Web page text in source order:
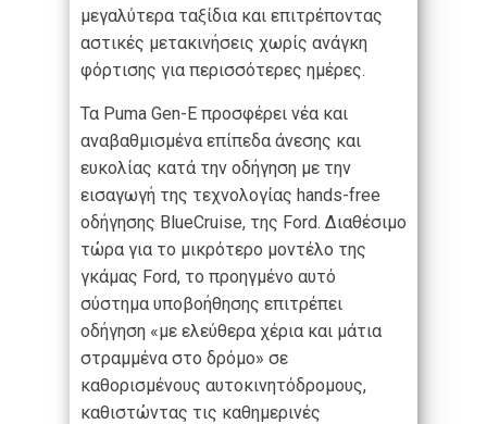
μεγαλύτερα ταξίδια και επιτρέποντας
αστικές μετακινήσεις χωρίς ανάγκη
φόρτισης για περισσότερες ημέρες.
Τα Puma Gen-E προσφέρει νέα και
αναβαθμισμένα επίπεδα άνεσης και
ευκολίας κατά την οδήγηση με την
εισαγωγή της τεχνολογίας hands-free
οδήγησης BlueCruise, της Ford. Διαθέσιμο
τώρα για το μικρότερο μοντέλο της
γκάμας Ford, το προηγμένο αυτό
σύστημα υποβοήθησης επιτρέπει
οδήγηση «με ελεύθερα χέρια και μάτια
στραμμένα στο δρόμο» σε
καθορισμένους αυτοκινητόδρομους,
καθιστώντας τις καθημερινές